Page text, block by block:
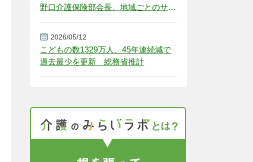
野口介護保険部会長、地域ごとのサー
2026/05/12
こどもの数1329万人、45年連続減で
過去最少を更新 総務省推計